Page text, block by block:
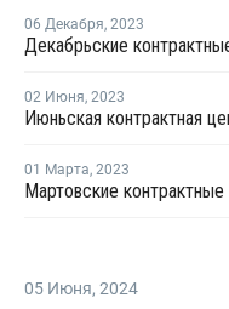
06 Декабря, 2023
02 Июня, 2023
01 Марта, 2023
05 Июня, 2024